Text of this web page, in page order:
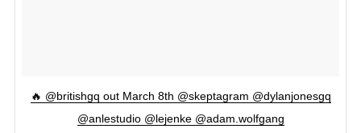
🔥 @britishgq out March 8th @skeptagram @dylanjonesgq
@anlestudio @lejenke @adam.wolfgang